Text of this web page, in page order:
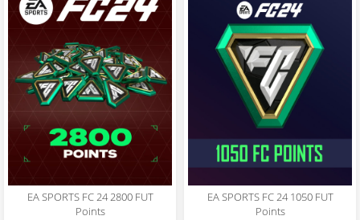
EA SPORTS FC 24 2800 FUT
Points
EA SPORTS FC 24 1050 FUT
Points